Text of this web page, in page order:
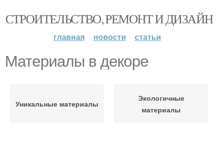
СТРОИТЕЛЬСТВО, РЕМОНТ И ДИЗАЙН
главная новости статьи
Материалы в декоре
Уникальные материалы
Экологичные
материалы